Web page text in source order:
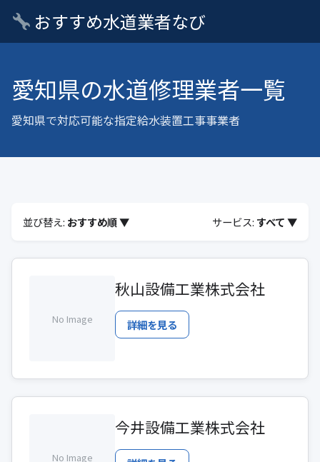
おすすめ水道業者なび
愛知県の水道修理業者一覧
愛知県で対応可能な指定給水装置工事事業者
並び替え: おすすめ順 ▼ サービス: すべて ▼
No Image
秋山設備工業株式会社
詳細を見る
No Image
今井設備工業株式会社